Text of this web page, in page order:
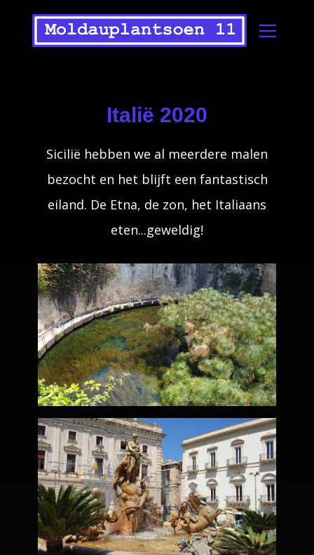
Italië 2020
Sicilië hebben we al meerdere malen
bezocht en het blijft een fantastisch
eiland. De Etna, de zon, het Italiaans
eten...geweldig!